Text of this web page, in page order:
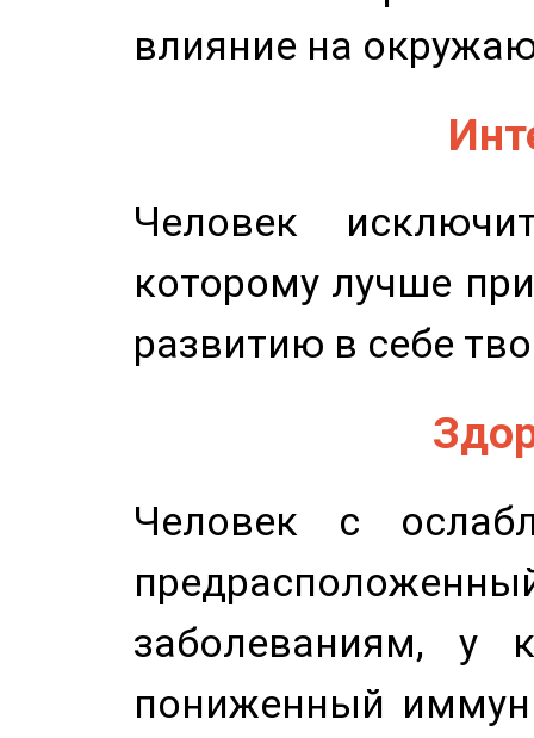
влияние на
Человек
которому лучше
развитию в себе
Человек с
заболеваниям, у
пониженный